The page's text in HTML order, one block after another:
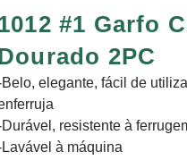
#1 Garfo
2PC
elegante, fácil de
resistente à
à máquina